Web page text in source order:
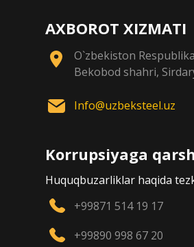
AXBOROT XIZMATI
O`zbekiston
Bekobod shahri,
Info@uzbeksteel.uz
Korrupsiyaga
Huquqbuzarliklar haqida
+99871 514 19 17
+99890 998 67 20